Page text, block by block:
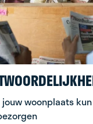
woonplaats